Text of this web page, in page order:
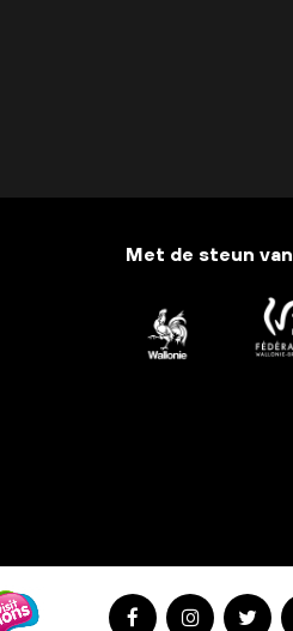
Met de steun van